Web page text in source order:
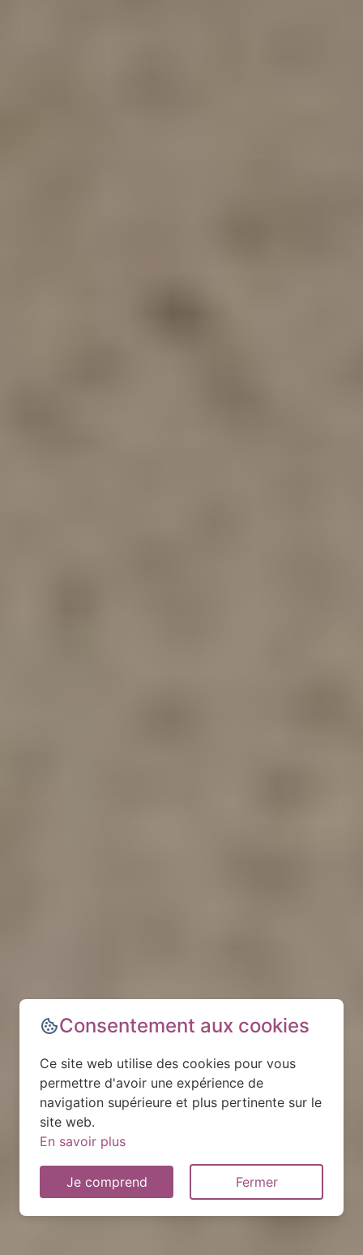
Consentement aux cookies
Ce site web utilise des cookies pour vous
permettre d'avoir une expérience de
navigation supérieure et plus pertinente sur le
site web.
En savoir plus
Je comprend Fermer